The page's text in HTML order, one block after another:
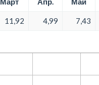
11,92 4,99 7,43